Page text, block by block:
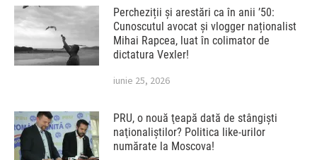
Percheziții și arestări ca în anii ’50:
Cunoscutul avocat și vlogger naționalist
Mihai Rapcea, luat în colimator de
dictatura Vexler!
iunie 25, 2026
PRU, o nouă ţeapă dată de stângişti
naţionaliştilor? Politica like-urilor
numărate la Moscova!